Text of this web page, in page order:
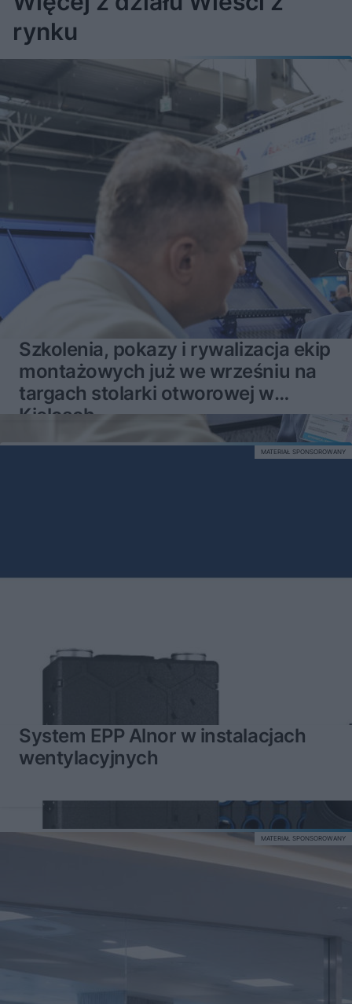
rynku
Szkolenia, pokazy i rywalizacja ekip
montażowych już we wrześniu na
targach stolarki otworowej w
Kielcach
System EPP Alnor w instalacjach
wentylacyjnych
MATERIAŁ SPONSOROWANY
MATERIAŁ SPONSOROWANY